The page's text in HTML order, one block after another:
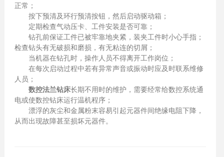
正常；
按下预清及环行预清按钮，然后启动驱动箱；
定期检查气动压卡、工件安装是否可靠；
钻孔前保证工件已被牢靠地夹紧，装夹工件时小心手指；
检查钻头有无破损和磨损，有无粘连的切屑；
当机器在钻孔时，操作人员不得离开工作岗位；
在每次启动过程中若有异常声音或振动时应及时联系维修
人员；
数控法兰钻床长期不用时的维护，需要经常给数控系统通
电或使数控钻床运行温机程序；
漂浮的灰尘和金属粉末容易引起元器件间绝缘电阻下降，
从而出现故障甚至损坏元器件。